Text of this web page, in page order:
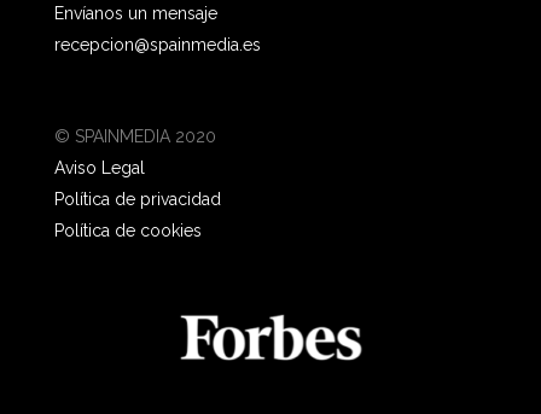
Envíanos un mensaje
recepcion@spainmedia.es
© SPAINMEDIA 2020
Aviso Legal
Política de privacidad
Política de cookies